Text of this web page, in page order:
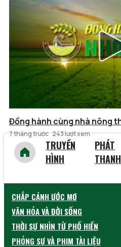
Đồng hành cùng nhà nông
7 tháng trước 243 lượt xem
TRUYỀN
HÌNH
PHÁT
THANH
CHẮP CÁNH ƯỚC MƠ
VĂN HÓA VÀ ĐỜI SỐNG
THỜI SỰ NHÌN TỪ PHỐ HIẾN
PHÓNG SỰ VÀ PHIM TÀI LIỆU